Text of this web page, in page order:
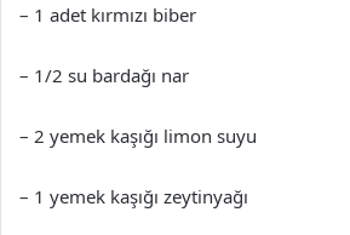
– 1 adet kırmızı biber
– 1/2 su bardağı nar
– 2 yemek kaşığı limon suyu
– 1 yemek kaşığı zeytinyağı